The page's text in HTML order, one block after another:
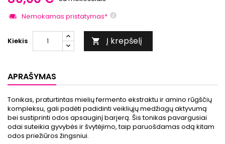
Nemokamas pristatymas*
Kiekis  Į krepšelį
APRAŠYMAS
Tonikas, praturtintas mielių fermento ekstraktu ir amino rūgščių
kompleksu, gali padėti padidinti veikliųjų medžiagų aktyvumą
bei sustiprinti odos apsauginį barjerą. Šis tonikas pavargusiai
odai suteikia gyvybės ir švytėjimo, taip paruošdamas odą kitam
odos priežiūros žingsniui.